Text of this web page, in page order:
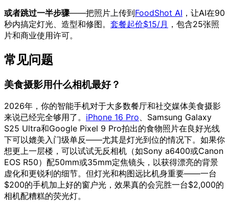
或者跳过一半步骤——把照片上传到FoodShot AI ，让AI在90
秒内搞定灯光、造型和修图。 套餐起价$15/月 ，包含25张照
片和商业使用许可。
常见问题
美食摄影用什么相机最好？
2026年，你的智能手机对于大多数餐厅和社交媒体美食摄影
来说已经完全够用了。 iPhone 16 Pro、Samsung Galaxy
S25 Ultra和Google Pixel 9 Pro拍出的食物照片在良好光线
下可以媲美入门级单反——尤其是灯光到位的情况下。如果你
想更上一层楼，可以试试无反相机（如Sony a6400或Canon
EOS R50）配50mm或35mm定焦镜头，以获得漂亮的背景
虚化和更锐利的细节。但灯光和构图远比机身重要——一台
$200的手机加上好的窗户光，效果真的会完胜一台$2,000的
相机配糟糕的荧光灯。